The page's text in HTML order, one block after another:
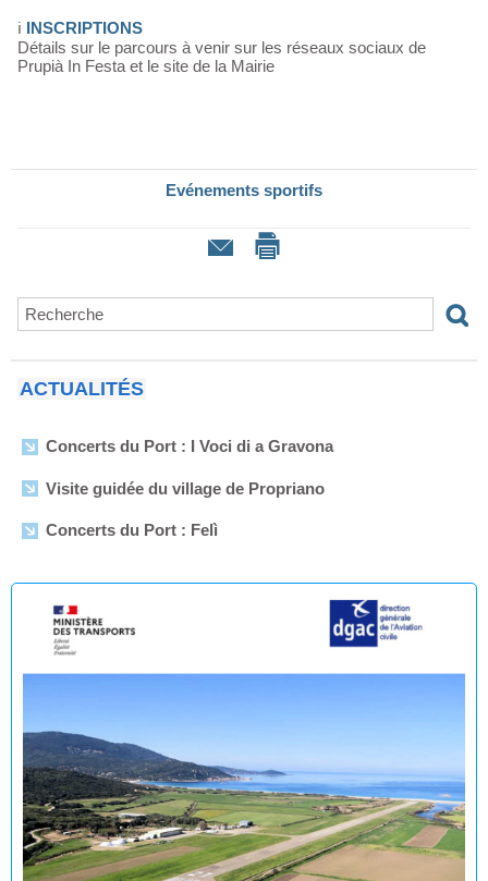
ℹ️ INSCRIPTIONS
Détails sur le parcours à venir sur les réseaux sociaux de
Prupià In Festa et le site de la Mairie
Evénements sportifs
ACTUALITÉS
Enquête publique en vue de l'Établissement du plan de
servitudes aéronautiques de dégagement de l’aérodrome
de Propriano
🟢 🌊 Réouverture à la baignade : Plage du Lido -
Fermeture temporaire de la baignade Plage du Lido -
Purraja par mesure de précaution
Décision du Maire du 09 juillet 2026